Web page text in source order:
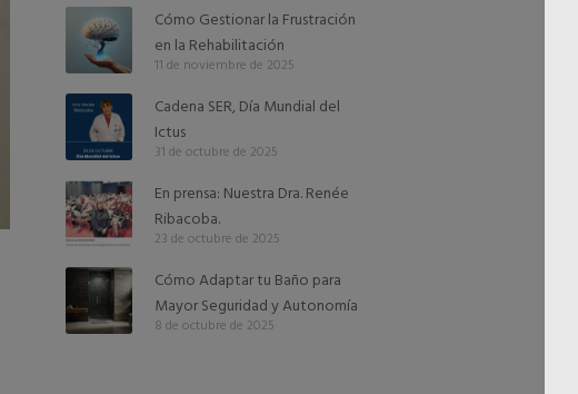
Cómo Gestionar la Frustración
en la Rehabilitación
11 de noviembre de 2025
Cadena SER, Día Mundial del
Ictus
31 de octubre de 2025
En prensa: Nuestra Dra. Renée
Ribacoba.
23 de octubre de 2025
Cómo Adaptar tu Baño para
Mayor Seguridad y Autonomía
8 de octubre de 2025